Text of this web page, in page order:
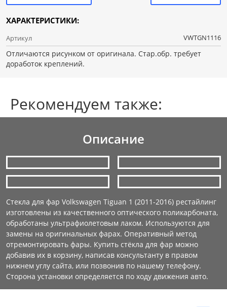
ХАРАКТЕРИСТИКИ:
Артикул VWTGN1116
Отличаются рисунком от оригинала. Стар.обр. требует
доработок креплений.
Рекомендуем также:
Описание
Стекла для фар Volkswagen Tiguan 1 (2011-2016) рестайлинг
изготовлены из качественного оптического поликарбоната,
обработаны ультрафиолетовым лаком. Используются для
замены на оригинальных фарах. Оперативный метод
отремонтировать фары. Купить стёкла для фар можно
добавив их в корзину, написав консультанту в правом
нижнем углу сайта, или позвонив по нашему телефону.
Сторона установки определяется по ходу движения авто.